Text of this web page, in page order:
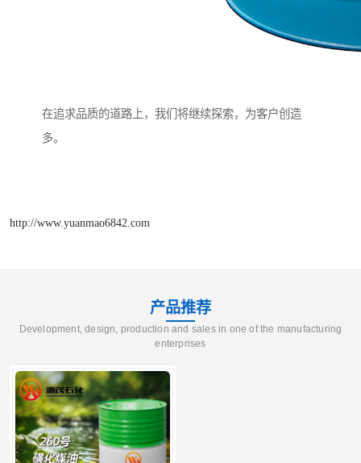
在追求品质的道路上，我们将继续探索，为客户创造
多。
http://www.yuanmao6842.com
产品推荐
Development, design, production and sales in one of the manufacturing
enterprises